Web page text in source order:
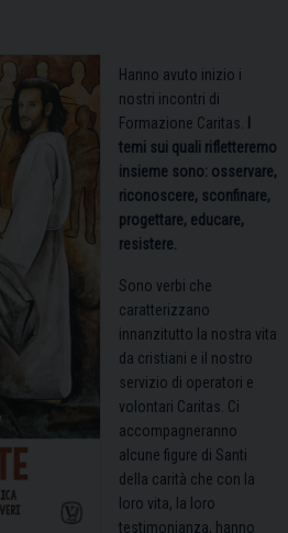
Hanno avuto inizio i
nostri incontri di
Formazione Caritas.
temi sui quali rifletteremo
insieme sono: osservare,
riconoscere, sconfinare,
progettare, educare,
resistere.
Sono verbi che
caratterizzano
innanzitutto la nostra vita
da cristiani e il nostro
servizio di operatori e
volontari Caritas. Ci
accompagneranno
alcune figure di Santi
della carità che con la
loro vita, la loro
testimonianza, hanno